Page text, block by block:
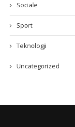
Sociale
Sport
Teknologji
Uncategorized